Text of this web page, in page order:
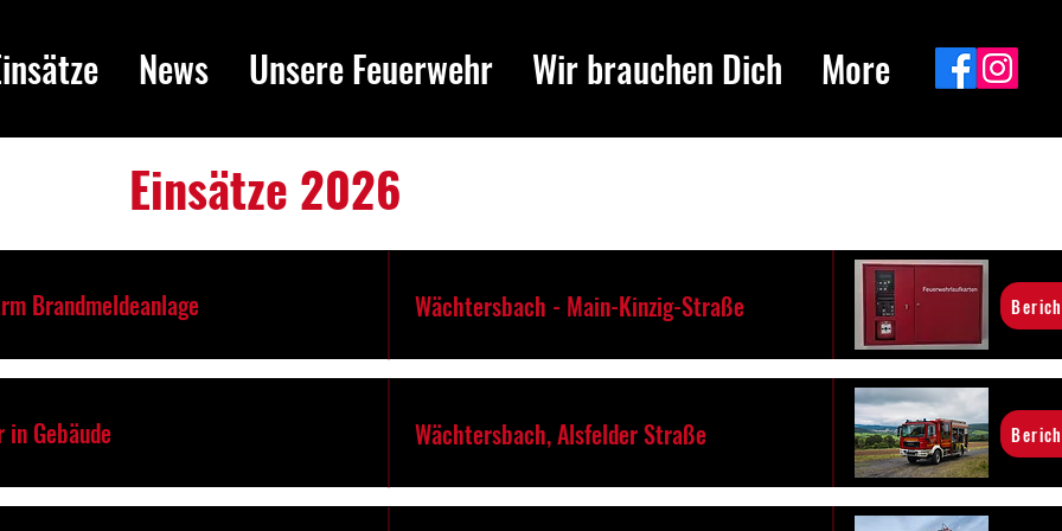
News Unsere Feuerwehr Wir brauchen Dich More
Einsätze 2026
Brandmeldeanlage Wächtersbach - Main-Kinzig-Straße
in Gebäude Wächtersbach, Alsfelder Straße